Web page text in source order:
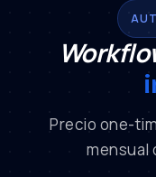
Precio one-
mensual